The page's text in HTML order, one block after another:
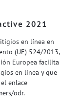
2021
en línea en
(UE) 524/2013,
Europea facilita
en línea y que
enlace
odr.